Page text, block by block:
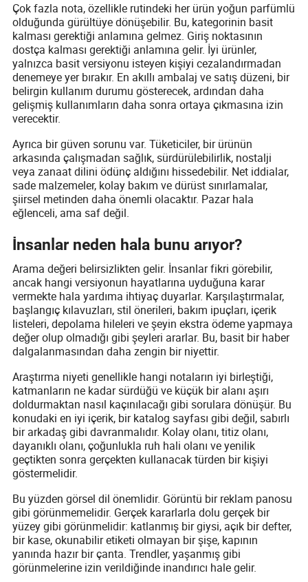
Çok fazla nota, özellikle rutindeki her ürün yoğun parfümlü
olduğunda gürültüye dönüşebilir. Bu, kategorinin basit
kalması gerektiği anlamına gelmez. Giriş noktasının
dostça kalması gerektiği anlamına gelir. İyi ürünler,
yalnızca basit versiyonu isteyen kişiyi cezalandırmadan
denemeye yer bırakır. En akıllı ambalaj ve satış düzeni, bir
belirgin kullanım durumu gösterecek, ardından daha
gelişmiş kullanımların daha sonra ortaya çıkmasına izin
verecektir.
Ayrıca bir güven sorunu var. Tüketiciler, bir ürünün
arkasında çalışmadan sağlık, sürdürülebilirlik, nostalji
veya zanaat dilini ödünç aldığını hissedebilir. Net iddialar,
sade malzemeler, kolay bakım ve dürüst sınırlamalar,
şiirsel metinden daha önemli olacaktır. Pazar hala
eğlenceli, ama saf değil.
İnsanlar neden hala bunu arıyor?
Arama değeri belirsizlikten gelir. İnsanlar fikri görebilir,
ancak hangi versiyonun hayatlarına uyduğuna karar
vermekte hala yardıma ihtiyaç duyarlar. Karşılaştırmalar,
başlangıç kılavuzları, stil önerileri, bakım ipuçları, içerik
listeleri, depolama hileleri ve şeyin ekstra ödeme yapmaya
değer olup olmadığı gibi şeyleri ararlar. Bu, basit bir haber
dalgalanmasından daha zengin bir niyettir.
Araştırma niyeti genellikle hangi notaların iyi birleştiği,
katmanların ne kadar sürdüğü ve küçük bir alanı aşırı
doldurmaktan nasıl kaçınılacağı gibi sorulara dönüşür. Bu
konudaki en iyi içerik, bir katalog sayfası gibi değil, sabırlı
bir arkadaş gibi davranmalıdır. Kolay olanı, titiz olanı,
dayanıklı olanı, çoğunlukla ruh hali olanı ve yenilik
geçtikten sonra gerçekten kullanacak türden bir kişiyi
göstermelidir.
Bu yüzden görsel dil önemlidir. Görüntü bir reklam panosu
gibi görünmemelidir. Gerçek kararlarla dolu gerçek bir
yüzey gibi görünmelidir: katlanmış bir giysi, açık bir defter,
bir kase, okunabilir etiketi olmayan bir şişe, kapının
yanında hazır bir çanta. Trendler, yaşanmış gibi
görünmelerine izin verildiğinde inandırıcı hale gelir.